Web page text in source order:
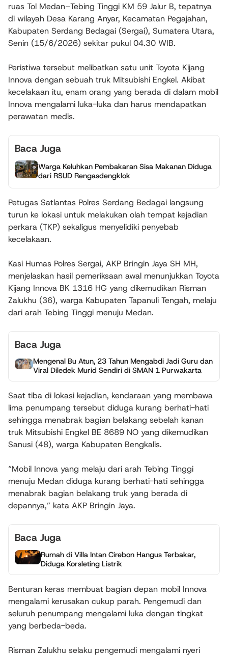
ruas Tol Medan–Tebing Tinggi KM 59 Jalur B, tepatnya
di wilayah Desa Karang Anyar, Kecamatan Pegajahan,
Kabupaten Serdang Bedagai (Sergai), Sumatera Utara,
Senin (15/6/2026) sekitar pukul 04.30 WIB.
Peristiwa tersebut melibatkan satu unit Toyota Kijang
Innova dengan sebuah truk Mitsubishi Engkel. Akibat
kecelakaan itu, enam orang yang berada di dalam mobil
Innova mengalami luka-luka dan harus mendapatkan
perawatan medis.
Baca Juga
Warga Keluhkan Pembakaran Sisa Makanan Diduga
dari RSUD Rengasdengklok
Petugas Satlantas Polres Serdang Bedagai langsung
turun ke lokasi untuk melakukan olah tempat kejadian
perkara (TKP) sekaligus menyelidiki penyebab
kecelakaan.
Kasi Humas Polres Sergai, AKP Bringin Jaya SH MH,
menjelaskan hasil pemeriksaan awal menunjukkan Toyota
Kijang Innova BK 1316 HG yang dikemudikan Risman
Zalukhu (36), warga Kabupaten Tapanuli Tengah, melaju
dari arah Tebing Tinggi menuju Medan.
Baca Juga
Mengenal Bu Atun, 23 Tahun Mengabdi Jadi Guru dan
Viral Diledek Murid Sendiri di SMAN 1 Purwakarta
Saat tiba di lokasi kejadian, kendaraan yang membawa
lima penumpang tersebut diduga kurang berhati-hati
sehingga menabrak bagian belakang sebelah kanan
truk Mitsubishi Engkel BE 8689 NO yang dikemudikan
Sanusi (48), warga Kabupaten Bengkalis.
“Mobil Innova yang melaju dari arah Tebing Tinggi
menuju Medan diduga kurang berhati-hati sehingga
menabrak bagian belakang truk yang berada di
depannya,” kata AKP Bringin Jaya.
Baca Juga
Rumah di Villa Intan Cirebon Hangus Terbakar,
Diduga Korsleting Listrik
Benturan keras membuat bagian depan mobil Innova
mengalami kerusakan cukup parah. Pengemudi dan
seluruh penumpang mengalami luka dengan tingkat
yang berbeda-beda.
Risman Zalukhu selaku pengemudi mengalami nyeri